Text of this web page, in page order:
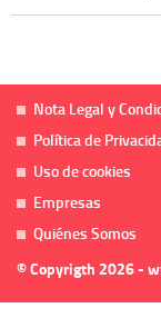
Nota Legal y
Política de
Uso de cookies
Empresas
Quiénes Somos
© Copyrigth 2026 -